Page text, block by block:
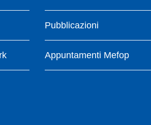
Pubblicazioni
Appuntamenti Mefop